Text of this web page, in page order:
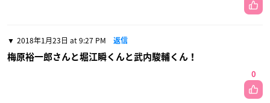
2018年1月23日 at 9:27 PM 返信
梅原裕一郎さんと堀江瞬くんと武内駿輔くん！
0